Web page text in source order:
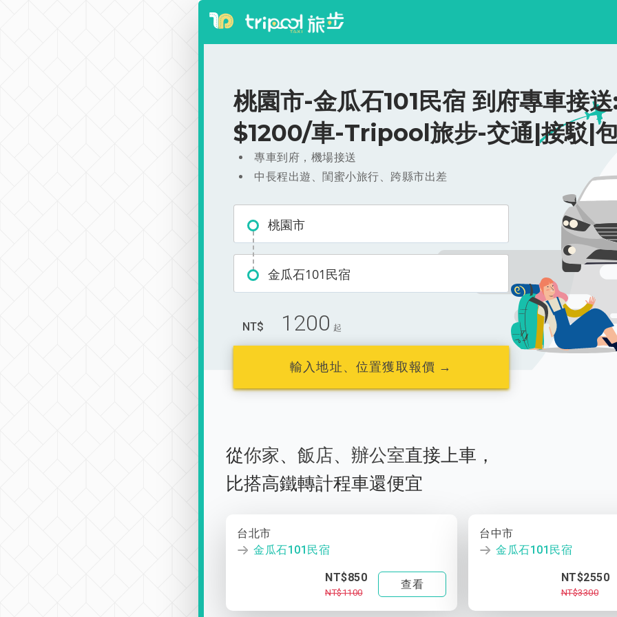
桃園市-金瓜石101民宿 到府專車接
$1200/車-Tripool旅步-交通|接駁|
專車到府，機場接送
中長程出遊、閨蜜小旅行、跨縣市出差
桃園市
金瓜石101民宿
NT$ 1200 起
輸入地址、位置獲取報價 →
從你家、 飯店、 辦公室直接上車，
比搭高鐵轉計程車還便宜
台北市
金瓜石101民宿
NT$850
NT$1100
查看
台中市
金瓜石101民宿
NT$2550
NT$3300